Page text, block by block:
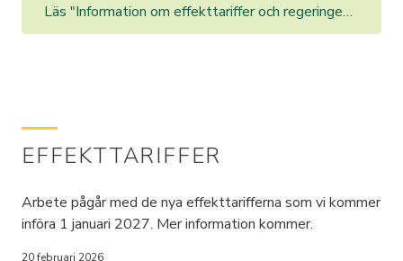
Läs "Information om effekttariffer och regeringens nya besked"
EFFEKTTARIFFER
Arbete pågår med de nya effekttarifferna som vi kommer
införa 1 januari 2027. Mer information kommer.
20 februari 2026